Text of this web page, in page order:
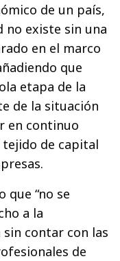
de un país,
no existe sin una
en el marco
que
etapa de la
de la situación
en continuo
de capital
que “no se
a la
contar con las
de